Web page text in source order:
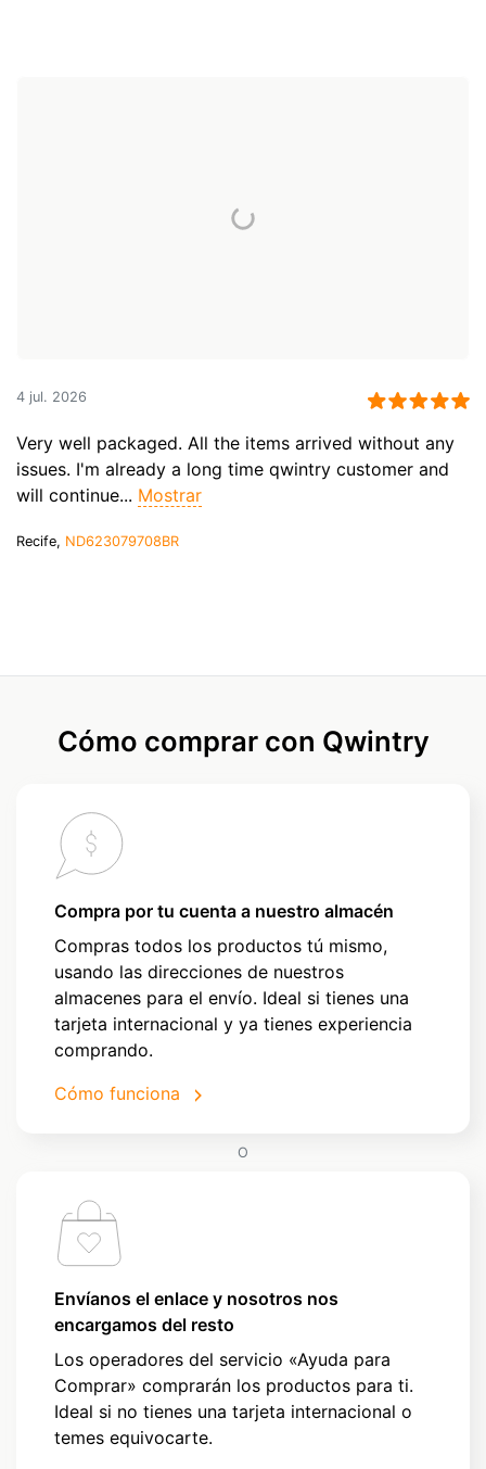
4 jul. 2026
Very well packaged. All the items arrived without any
issues. I'm already a long time qwintry customer and
will continue... Mostrar
Recife, ND623079708BR
Cómo comprar con Qwintry
Compra por tu cuenta a nuestro almacén
Compras todos los productos tú mismo,
usando las direcciones de nuestros
almacenes para el envío. Ideal si tienes una
tarjeta internacional y ya tienes experiencia
comprando.
Cómo funciona
O
Envíanos el enlace y nosotros nos
encargamos del resto
Los operadores del servicio «Ayuda para
Comprar» comprarán los productos para ti.
Ideal si no tienes una tarjeta internacional o
temes equivocarte.